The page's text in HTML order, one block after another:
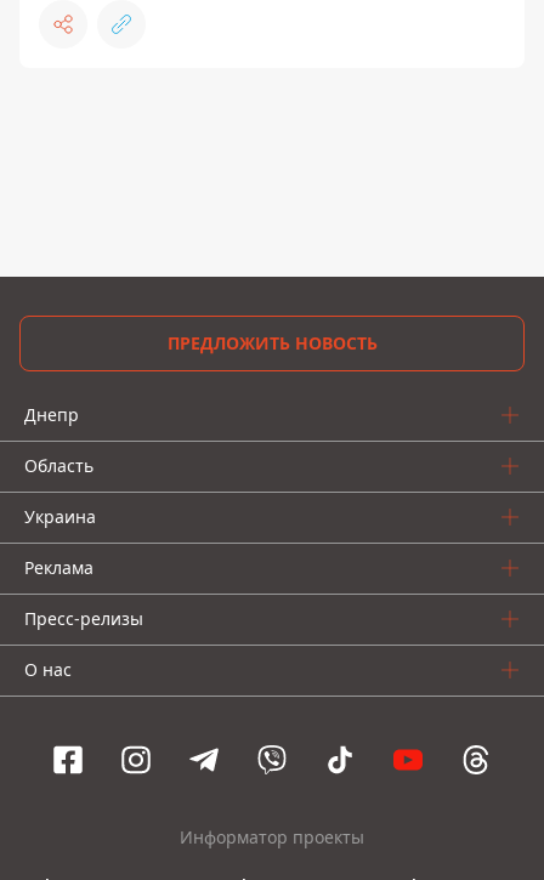
ПРЕДЛОЖИТЬ НОВОСТЬ
Днепр
Область
Украина
Реклама
Пресс-релизы
О нас
Информатор проекты